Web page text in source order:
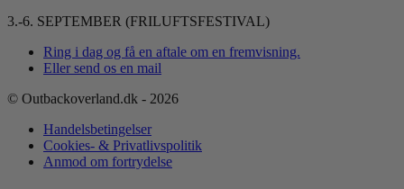
3.-6. SEPTEMBER (FRILUFTSFESTIVAL)
Ring i dag og få en aftale om en fremvisning.
Eller send os en mail
© Outbackoverland.dk - 2026
Handelsbetingelser
Cookies- & Privatlivspolitik
Anmod om fortrydelse